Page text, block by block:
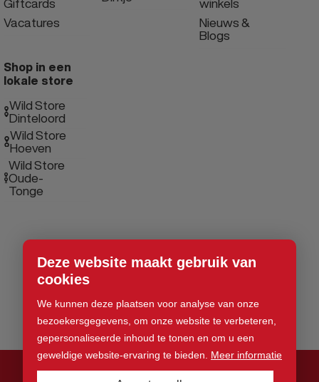
Deze website maakt gebruik van
cookies
We kunnen deze plaatsen voor analyse van onze
bezoekersgegevens, om onze website te verbeteren,
gepersonaliseerde inhoud te tonen en om u een
geweldige website-ervaring te bieden. Meer informatie
Vacatures
Nieuws &
Blogs
Shop in een
lokale store
Wild Store
Dinteloord
Wild Store
Hoeven
Wild Store
Oude-
Tonge